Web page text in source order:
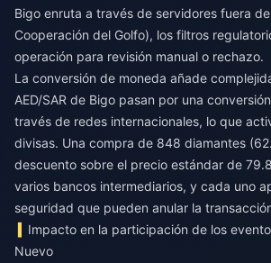
Bigo enruta a través de servidores fuera
Cooperación del Golfo), los filtros
operación para revisión manual o rechazo.
La conversión de moneda añade
AED/SAR de Bigo pasan por una
través de redes internacionales, lo que
divisas. Una compra de 848 diamantes
descuento sobre el precio estándar de
varios bancos intermediarios, y cada uno
seguridad que pueden anular la
Impacto en la participación de los
Nuevo